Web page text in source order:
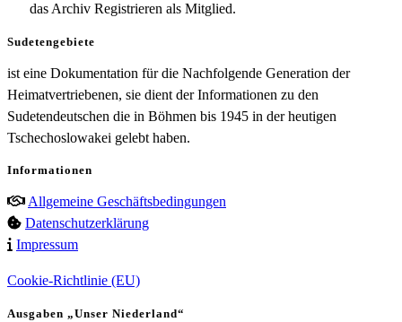
das Archiv Registrieren als Mitglied.
Sudetengebiete
ist eine Dokumentation für die Nachfolgende Generation der
Heimatvertriebenen, sie dient der Informationen zu den
Sudetendeutschen die in Böhmen bis 1945 in der heutigen
Tschechoslowakei gelebt haben.
Informationen
Allgemeine Geschäftsbedingungen
Datenschutzerklärung
Impressum
Cookie-Richtlinie (EU)
Ausgaben „Unser Niederland“